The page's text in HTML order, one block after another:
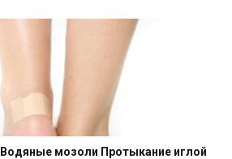
Водяные мозоли Протыкание иглой